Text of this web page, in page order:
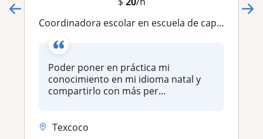
Coordinadora escolar en escuela de capacitación en materia jurídica, forense y policial
Poder poner en práctica mi
conocimiento en mi idioma natal y
compartirlo con más per...
Texcoco